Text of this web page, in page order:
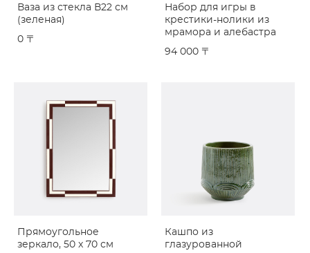
Ваза из стекла В22 см
(зеленая)
0 〒
Набор для игры в
крестики-нолики из
мрамора и алебастра
94 000 〒
Прямоугольное
зеркало, 50 x 70 см
Кашпо из
глазурованной